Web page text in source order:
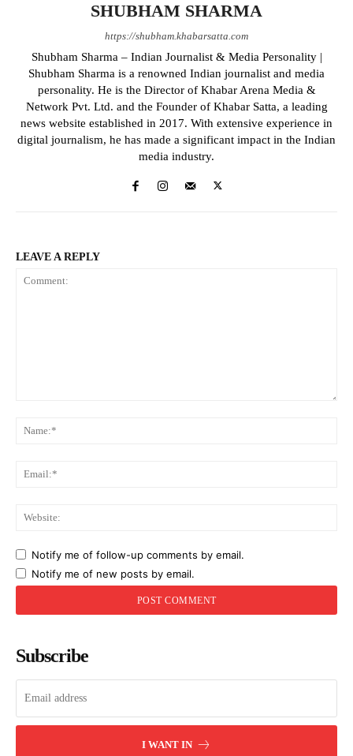
SHUBHAM SHARMA
https://shubham.khabarsatta.com
Shubham Sharma – Indian Journalist & Media Personality |
Shubham Sharma is a renowned Indian journalist and media
personality. He is the Director of Khabar Arena Media &
Network Pvt. Ltd. and the Founder of Khabar Satta, a leading
news website established in 2017. With extensive experience in
digital journalism, he has made a significant impact in the Indian
media industry.
LEAVE A REPLY
Notify me of follow-up comments by email.
Notify me of new posts by email.
Subscribe
I WANT IN